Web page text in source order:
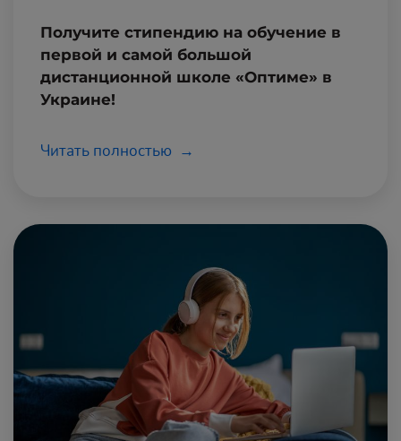
Получите стипендию на обучение в
первой и самой большой
дистанционной школе «Оптиме» в
Украине!
Читать полностью